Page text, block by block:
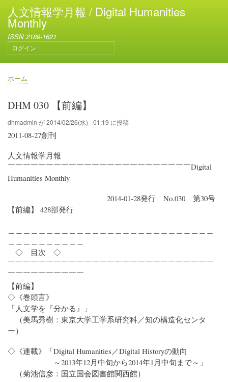
メ
イ
コ
テ
動
人文情報学月報 / Digital Humanities
Monthly
ISSN 2189-1621
ユ
ー
ザ
ー
カ
ン
ト
ニ
ュ
ー
ログイン
パ
く
ず
ホーム
DHM 030 【前編】
dhmadmin が2014/02/26(水) - 01:19 に投稿
2011-08-27創刊
人文情報学月報
￣￣￣￣￣￣￣￣￣￣￣￣￣￣￣￣￣￣￣￣￣￣￣￣Digital
Humanities Monthly
2014-01-28発行 No.030 第30号
【前編】 428部発行
◇ 目次 ◇
￣￣￣￣￣￣￣￣￣￣￣￣￣￣￣￣￣￣￣￣￣￣￣￣￣￣￣
￣￣￣￣￣￣￣￣￣￣
【前編】
◇《巻頭言》
「人文学を『分かる』」
（美馬秀樹：東京大学工学系研究科／知の構造化センタ
ー）
◇《連載》「Digital Humanities／Digital Historyの動向
～2013年12月中旬から2014年1月中旬まで～」
（菊池信彦：国立国会図書館関西館）